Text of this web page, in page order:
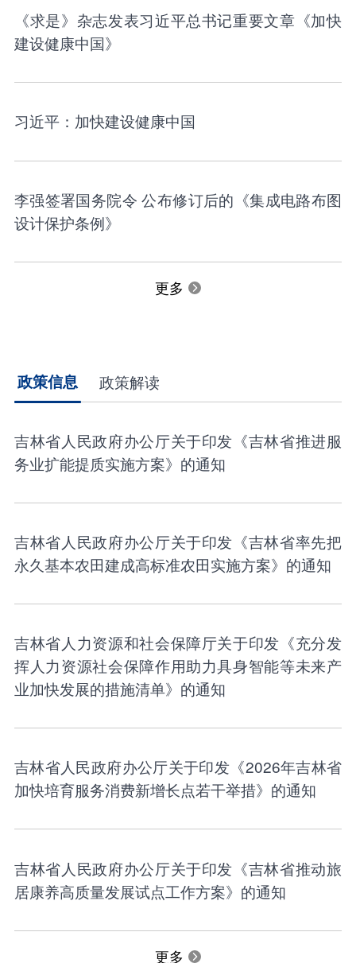
《求是》杂志发表习近平总书记重要文章《加快
建设健康中国》
习近平：加快建设健康中国
李强签署国务院令 公布修订后的《集成电路布图
设计保护条例》
更多
政策信息 政策解读
吉林省人民政府办公厅关于印发《吉林省推进服
务业扩能提质实施方案》的通知
吉林省人民政府办公厅关于印发《吉林省率先把
永久基本农田建成高标准农田实施方案》的通知
吉林省人力资源和社会保障厅关于印发《充分发
挥人力资源社会保障作用助力具身智能等未来产
业加快发展的措施清单》的通知
吉林省人民政府办公厅关于印发《2026年吉林省
加快培育服务消费新增长点若干举措》的通知
吉林省人民政府办公厅关于印发《吉林省推动旅
居康养高质量发展试点工作方案》的通知
更多